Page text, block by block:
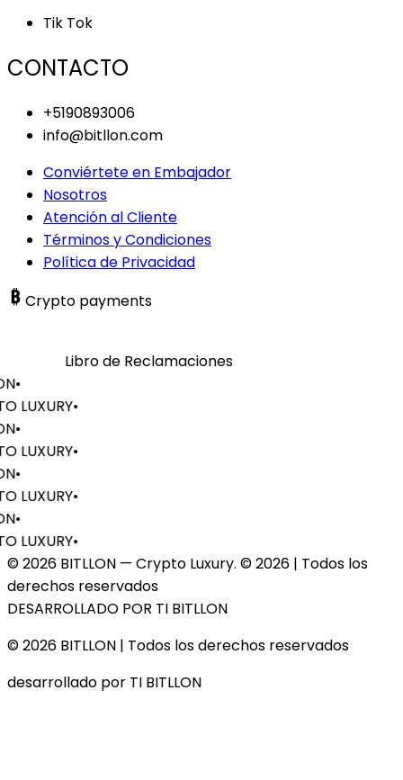
Tik Tok
CONTACTO
+5190893006
info@bitllon.com
Conviértete en Embajador
Nosotros
Atención al Cliente
Términos y Condiciones
Política de Privacidad
Crypto payments
Libro de Reclamaciones
•
LUXURY•
•
LUXURY•
•
LUXURY•
•
LUXURY•
© 2026 BITLLON — Crypto Luxury. ©2026 | Todos los
derechos reservados
DESARROLLADO POR TI BITLLON
© 2026 BITLLON | Todos los derechos reservados
desarrollado por TI BITLLON